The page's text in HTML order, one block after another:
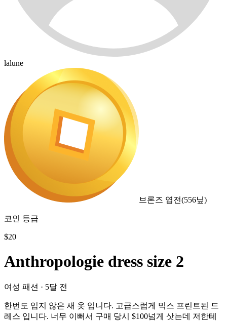
lalune
브론즈 엽전(556닢)
코인 등급
$20
Anthropologie dress size 2
여성 패션 · 5달 전
한번도 입지 않은 새 옷 입니다. 고급스럽게 믹스 프린트된 드
레스 입니다. 너무 이뻐서 구매 당시 $100넘게 삿는데 저한테